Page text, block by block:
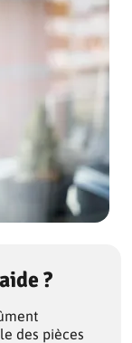
?
des pièces